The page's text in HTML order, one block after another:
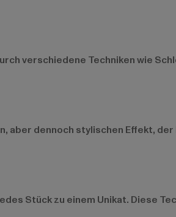
verschiedene Techniken wie
aber dennoch stylischen Effekt,
Stück zu einem Unikat. Diese